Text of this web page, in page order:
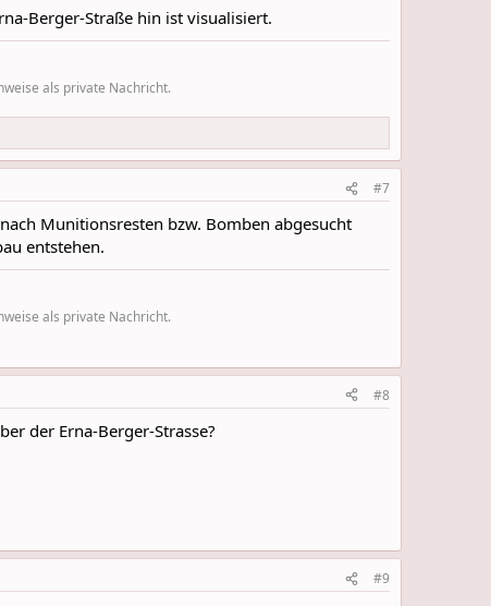
Berger-Straße hin ist visualisiert.
als private Nachricht.
#7
Munitionsresten bzw. Bomben abgesucht
entstehen.
als private Nachricht.
#8
der Erna-Berger-Strasse?
#9